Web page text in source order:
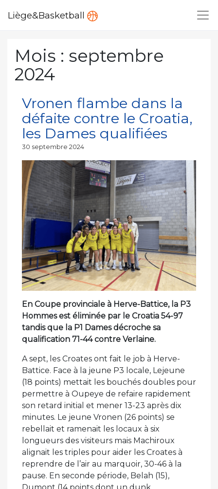
Liège&Basketball
Mois : septembre
2024
Vronen flambe dans la
défaite contre le Croatia,
les Dames qualifiées
Publié
30 septembre 2024
En Coupe provinciale à Herve-Battice, la P3
Hommes est éliminée par le Croatia 54-97
tandis que la P1 Dames décroche sa
qualification 71-44 contre Verlaine.
A sept, les Croates ont fait le job à Herve-
Battice. Face à la jeune P3 locale, Lejeune
(18 points) mettait les bouchés doubles pour
permettre à Oupeye de refaire rapidement
son retard initial et mener 13-23 après dix
minutes. Le jeune Vronen (26 points) se
rebellait et ramenait les locaux à six
longueurs des visiteurs mais Machiroux
alignait les triples pour aider les Croates à
reprendre de l’air au marquoir, 30-46 à la
pause. En seconde période, Belah (15),